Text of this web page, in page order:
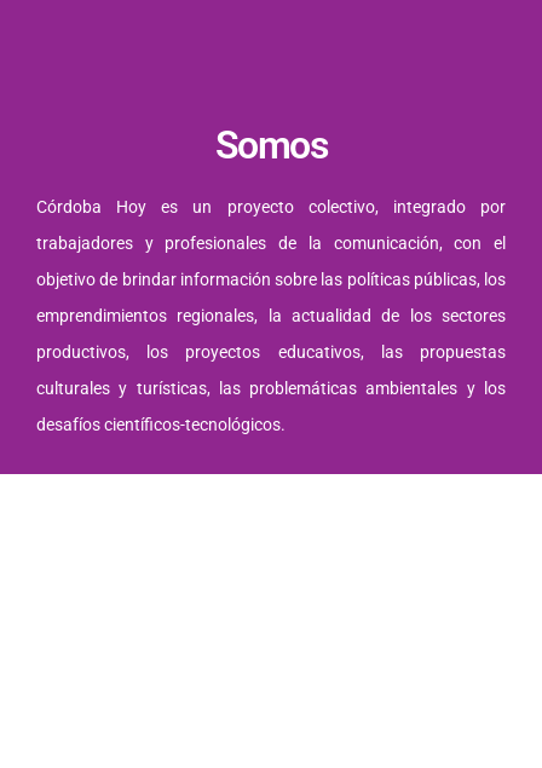
Somos
Córdoba Hoy es un proyecto colectivo, integrado por
trabajadores y profesionales de la comunicación, con el
objetivo de brindar información sobre las políticas públicas, los
emprendimientos regionales, la actualidad de los sectores
productivos, los proyectos educativos, las propuestas
culturales y turísticas, las problemáticas ambientales y los
desafíos científicos-tecnológicos.